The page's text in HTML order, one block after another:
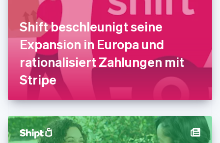
Shift beschleunigt seine
Expansion in Europa und
rationalisiert Zahlungen mit
Stripe
Gibraltar
English
Griechenland
English
Indien
English
Irland
English
Italien
Japan
日本語English
Kanada
EnglishFrançais